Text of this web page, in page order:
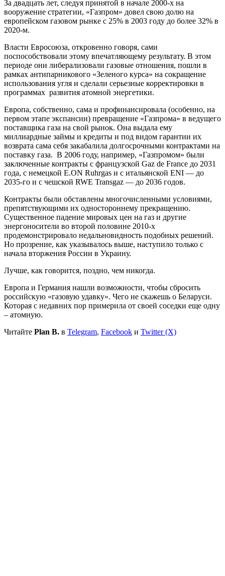
За двадцать лет, следуя принятой в начале 2000-х на
вооружение стратегии, «Газпром» довел свою долю на
европейском газовом рынке с 25% в 2003 году до более 32% в
2020-м.
Власти Евросоюза, откровенно говоря, сами
поспособствовали этому впечатляющему результату. В этом
периоде они либерализовали газовые отношения, пошли в
рамках антипарникового «Зеленого курса» на сокращение
использования угля и сделали серьезные корректировки в
программах развития атомной энергетики.
Европа, собственно, сама и профинансировала (особенно, на
первом этапе экспансии) превращение «Газпрома» в ведущего
поставщика газа на свой рынок. Она выдала ему
миллиардные займы и кредиты и под видом гарантии их
возврата сама себя закабалила долгосрочными контрактами на
поставку газа. В 2006 году, например, «Газпромом» были
заключенные контракты с французской Gaz de France до 2031
года, с немецкой E.ON Ruhrgas и с итальянской ENI — до
2035-го и с чешской RWE Transgaz — до 2036 годов.
Контракты были обставлены многочисленными условиями,
препятствующими их одностороннему прекращению.
Существенное падение мировых цен на газ и другие
энергоносители во второй половине 2010-х
продемонстрировало недальновидность подобных решений.
Но прозрение, как указывалось выше, наступило только с
начала вторжения России в Украину.
Лучше, как говорится, поздно, чем никогда.
Европа и Германия нашли возможности, чтобы сбросить
российскую «газовую удавку». Чего не скажешь о Беларуси.
Которая с недавних пор примерила от своей соседки еще одну
– атомную.
Читайте Plan B. в Telegram, Facebook и Twitter (X)